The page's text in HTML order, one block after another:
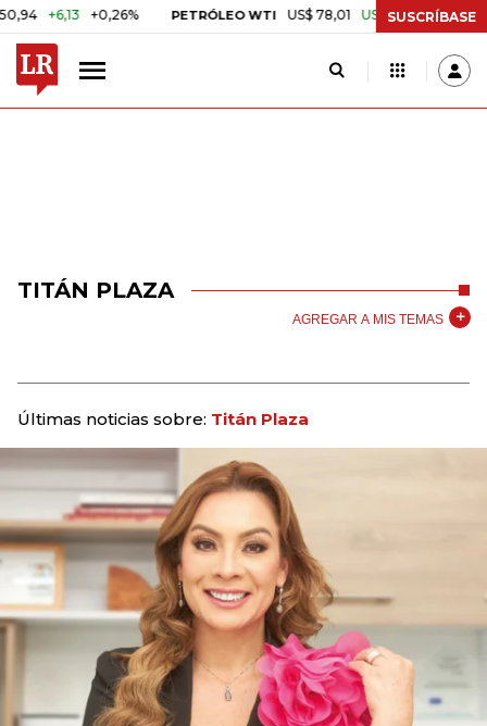
+6,13 +0,26% PETRÓLEO WTI US$ 78,01 US$ 2,92 +3,89%
SUSCRÍBASE
TITÁN PLAZA
AGREGAR A MIS TEMAS
Últimas noticias sobre: Titán Plaza